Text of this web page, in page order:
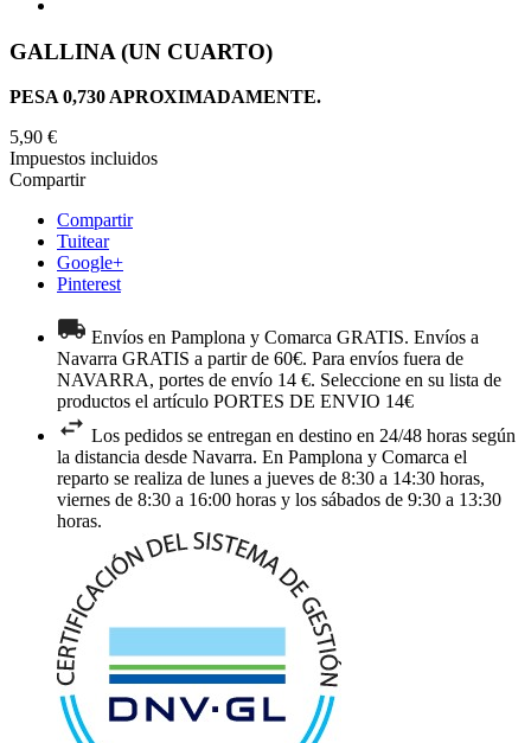
GALLINA (UN CUARTO)
PESA 0,730 APROXIMADAMENTE.
5,90 €
Impuestos incluidos
Compartir
Compartir
Tuitear
Google+
Pinterest
Envíos en Pamplona y Comarca GRATIS. Envíos a
Navarra GRATIS a partir de 60€. Para envíos fuera de
NAVARRA, portes de envío 14 €. Seleccione en su lista de
productos el artículo PORTES DE ENVIO 14€
Los pedidos se entregan en destino en 24/48 horas según
la distancia desde Navarra. En Pamplona y Comarca el
reparto se realiza de lunes a jueves de 8:30 a 14:30 horas,
viernes de 8:30 a 16:00 horas y los sábados de 9:30 a 13:30
horas.